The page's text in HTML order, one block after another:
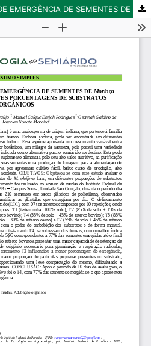
ÍNDICE DE VELOCIDADE DE EMERGÊNCIA DE SEMENTES DE Moringa oleífera Lam, EM DIFERENTES PORCENTAGENS DE SUBSTRATOS ORGÂNICOS